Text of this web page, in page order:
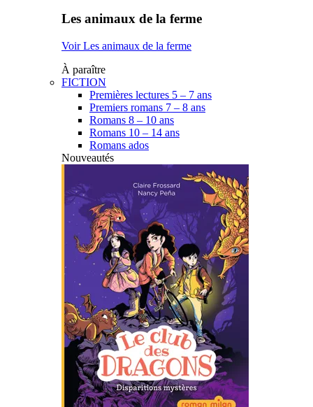
Les animaux de la ferme
Voir Les animaux de la ferme
À paraître
FICTION
Premières lectures 5 – 7 ans
Premiers romans 7 – 8 ans
Romans 8 – 10 ans
Romans 10 – 14 ans
Romans ados
Nouveautés